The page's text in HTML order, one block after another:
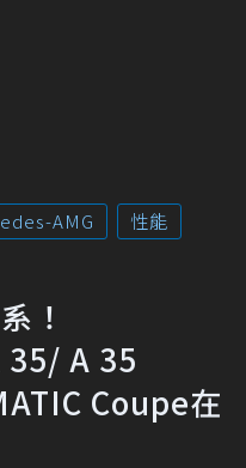
AMG
性能
！
35/ A 35
Coupe在